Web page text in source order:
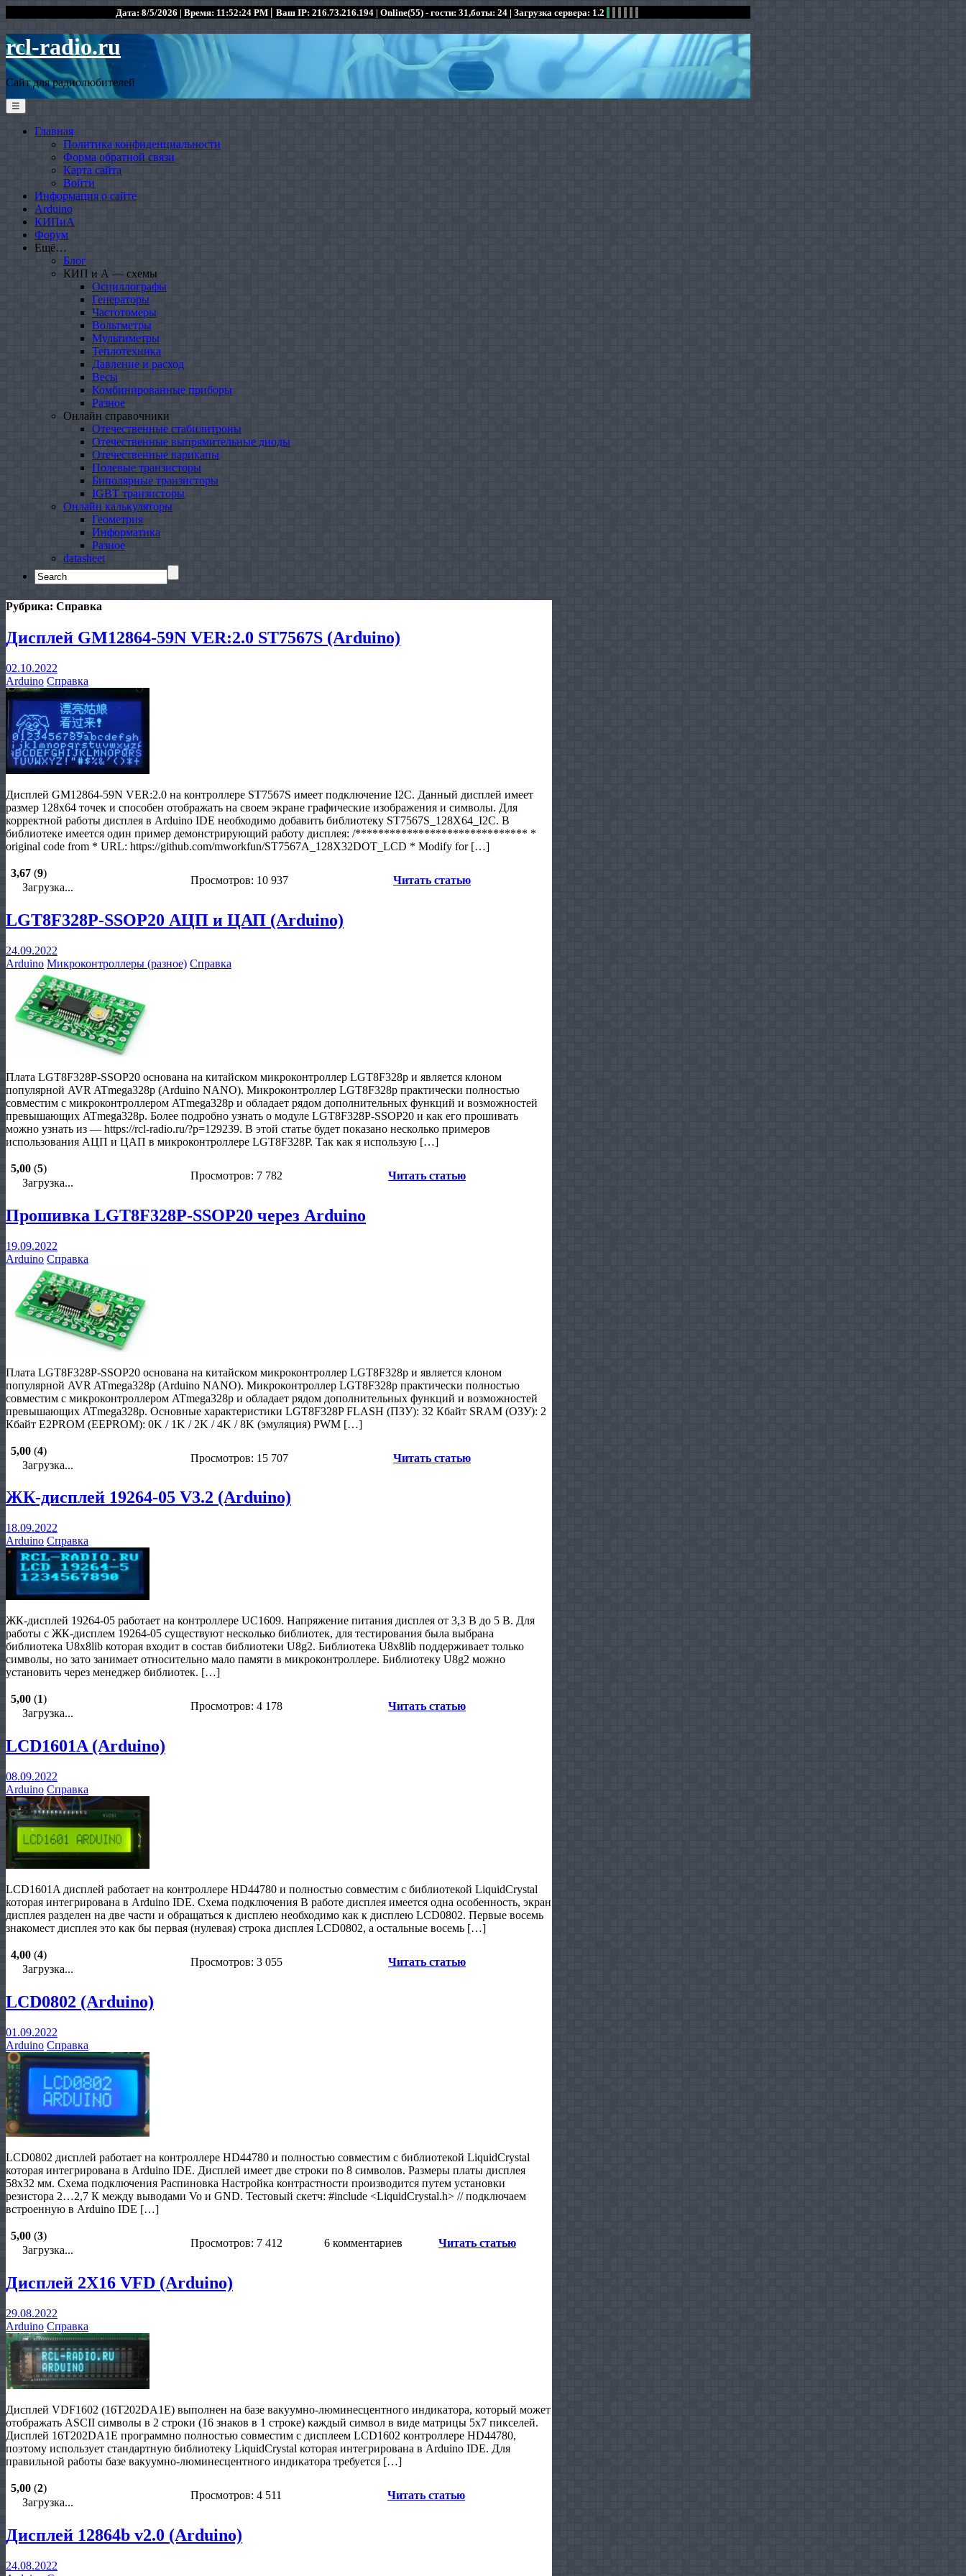
Дата: 8/5/2026 | Время: 11:52:24 PM | Ваш IP: 216.73.216.194 | Online(55) - гости: 31,боты: 24| Загрузка сервера: 1.2
rcl-radio.ru
Сайт для радиолюбителей
☰
Главная
Политика конфиденциальности
Форма обратной связи
Карта сайта
Войти
Информация о сайте
Arduino
КИПиА
Форум
Ещё…
Блог
КИП и А — схемы
Осциллографы
Генераторы
Частотомеры
Вольтметры
Мультиметры
Теплотехника
Давление и расход
Весы
Комбинированные приборы
Разное
Онлайн справочники
Отечественные стабилитроны
Отечественные выпрямительные диоды
Отечественные варикапы
Полевые транзисторы
Биполярные транзисторы
IGBT транзисторы
Онлайн калькуляторы
Геометрия
Информатика
Разное
datasheet
Search
for:
Рубрика: Справка
Дисплей GM12864-59N VER:2.0 ST7567S (Arduino)
02.10.2022
Arduino Справка
Дисплей GM12864-59N VER:2.0 на контроллере ST7567S имеет подключение I2C. Данный дисплей имеет
размер 128х64 точек и способен отображать на своем экране графические изображения и символы. Для
корректной работы дисплея в Arduino IDE необходимо добавить библиотеку ST7567S_128X64_I2C. В
библиотеке имеется один пример демонстрирующий работу дисплея: /****************************** *
original code from * URL: https://github.com/mworkfun/ST7567A_128X32DOT_LCD * Modify for […]
3,67 (9)
Загрузка...
Просмотров: 10 937 Читать статью
LGT8F328P-SSOP20 АЦП и ЦАП (Arduino)
24.09.2022
Arduino Микроконтроллеры (разное) Справка
Плата LGT8F328P-SSOP20 основана на китайском микроконтроллер LGT8F328p и является клоном
популярной AVR ATmega328p (Arduino NANO). Микроконтроллер LGT8F328p практически полностью
совместим с микроконтроллером ATmega328p и обладает рядом дополнительных функций и возможностей
превышающих ATmega328p. Более подробно узнать о модуле LGT8F328P-SSOP20 и как его прошивать
можно узнать из — https://rcl-radio.ru/?p=129239. В этой статье будет показано несколько примеров
использования АЦП и ЦАП в микроконтроллере LGT8F328P. Так как я использую […]
5,00 (5)
Загрузка...
Просмотров: 7 782 Читать статью
Прошивка LGT8F328P-SSOP20 через Arduino
19.09.2022
Arduino Справка
Плата LGT8F328P-SSOP20 основана на китайском микроконтроллер LGT8F328p и является клоном
популярной AVR ATmega328p (Arduino NANO). Микроконтроллер LGT8F328p практически полностью
совместим с микроконтроллером ATmega328p и обладает рядом дополнительных функций и возможностей
превышающих ATmega328p. Основные характеристики LGT8F328P FLASH (ПЗУ): 32 Кбайт SRAM (ОЗУ): 2
Кбайт E2PROM (EEPROM): 0K / 1K / 2K / 4K / 8K (эмуляция) PWM […]
5,00 (4)
Загрузка...
Просмотров: 15 707 Читать статью
ЖК-дисплей 19264-05 V3.2 (Arduino)
18.09.2022
Arduino Справка
ЖК-дисплей 19264-05 работает на контроллере UC1609. Напряжение питания дисплея от 3,3 В до 5 В. Для
работы с ЖК-дисплем 19264-05 существуют несколько библиотек, для тестирования была выбрана
библиотека U8x8lib которая входит в состав библиотеки U8g2. Библиотека U8x8lib поддерживает только
символы, но зато занимает относительно мало памяти в микроконтроллере. Библиотеку U8g2 можно
установить через менеджер библиотек. […]
5,00 (1)
Загрузка...
Просмотров: 4 178 Читать статью
LCD1601A (Arduino)
08.09.2022
Arduino Справка
LCD1601A дисплей работает на контроллере HD44780 и полностью совместим с библиотекой LiquidCrystal
которая интегрирована в Arduino IDE. Схема подключения В работе дисплея имеется одна особенность, экран
дисплея разделен на две части и обращаться к дисплею необходимо как к дисплею LCD0802. Первые восемь
знакомест дисплея это как бы первая (нулевая) строка дисплея LCD0802, а остальные восемь […]
4,00 (4)
Загрузка...
Просмотров: 3 055 Читать статью
LCD0802 (Arduino)
01.09.2022
Arduino Справка
LCD0802 дисплей работает на контроллере HD44780 и полностью совместим с библиотекой LiquidCrystal
которая интегрирована в Arduino IDE. Дисплей имеет две строки по 8 символов. Размеры платы дисплея
58х32 мм. Схема подключения Распиновка Настройка контрастности производится путем установки
резистора 2…2,7 К между выводами Vo и GND. Тестовый скетч: #include <LiquidCrystal.h> // подключаем
встроенную в Arduino IDE […]
5,00 (3)
Загрузка...
Просмотров: 7 412 6 комментариев Читать статью
Дисплей 2X16 VFD (Arduino)
29.08.2022
Arduino Справка
Дисплей VDF1602 (16T202DA1E) выполнен на базе вакуумно-люминесцентного индикатора, который может
отображать ASCII символы в 2 строки (16 знаков в 1 строке) каждый символ в виде матрицы 5х7 пикселей.
Дисплей 16T202DA1E программно полностью совместим с дисплеем LCD1602 контроллере HD44780,
поэтому использует стандартную библиотеку LiquidCrystal которая интегрирована в Arduino IDE. Для
правильной работы базе вакуумно-люминесцентного индикатора требуется […]
5,00 (2)
Загрузка...
Просмотров: 4 511 Читать статью
Дисплей 12864b v2.0 (Arduino)
24.08.2022